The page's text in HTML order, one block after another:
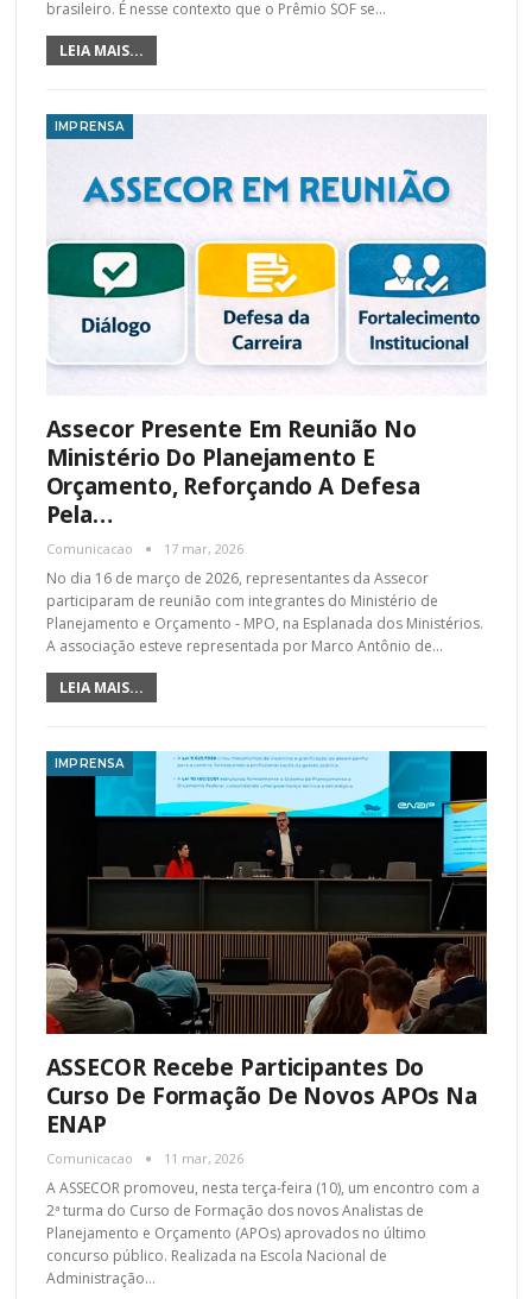
brasileiro. É nesse contexto que o Prêmio SOF se…
LEIA MAIS...
IMPRENSA
Assecor Presente Em Reunião No
Ministério Do Planejamento E
Orçamento, Reforçando A Defesa
Pela…
Comunicacao 17 mar, 2026
No dia 16 de março de 2026, representantes da Assecor
participaram de reunião com integrantes do Ministério de
Planejamento e Orçamento - MPO, na Esplanada dos Ministérios.
A associação esteve representada por Marco Antônio de…
LEIA MAIS...
IMPRENSA
ASSECOR Recebe Participantes Do
Curso De Formação De Novos APOs Na
ENAP
Comunicacao 11 mar, 2026
A ASSECOR promoveu, nesta terça-feira (10), um encontro com a
2ª turma do Curso de Formação dos novos Analistas de
Planejamento e Orçamento (APOs) aprovados no último
concurso público. Realizada na Escola Nacional de
Administração…